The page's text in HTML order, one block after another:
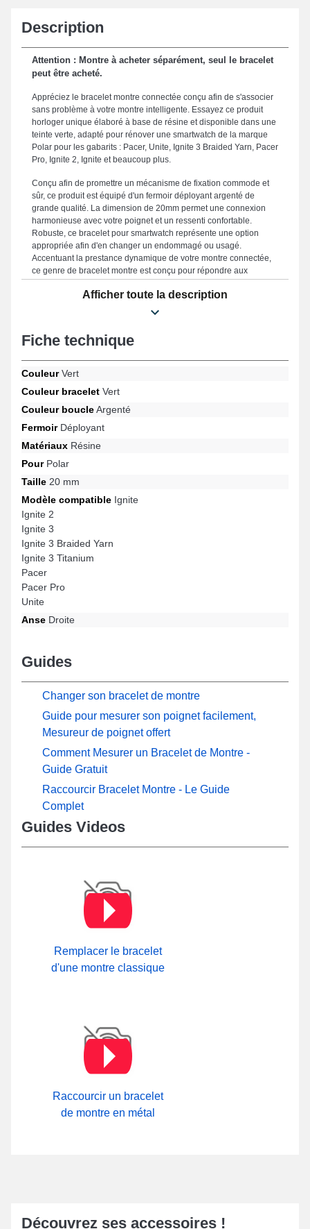
Description
Attention : Montre à acheter séparément, seul le bracelet
peut être acheté.
Appréciez le bracelet montre connectée conçu afin de s'associer
sans problème à votre montre intelligente. Essayez ce produit
horloger unique élaboré à base de résine et disponible dans une
teinte verte, adapté pour rénover une smartwatch de la marque
Polar pour les gabarits : Pacer, Unite, Ignite 3 Braided Yarn, Pacer
Pro, Ignite 2, Ignite et beaucoup plus.
Conçu afin de promettre un mécanisme de fixation commode et
sûr, ce produit est équipé d'un fermoir déployant argenté de
grande qualité. La dimension de 20mm permet une connexion
harmonieuse avec votre poignet et un ressenti confortable.
Robuste, ce bracelet pour smartwatch représente une option
appropriée afin d'en changer un endommagé ou usagé.
Accentuant la prestance dynamique de votre montre connectée,
ce genre de bracelet montre est conçu pour répondre aux
déployant robuste, cet article assure une expérience utilisateur
fluide et convient pour les designs Unite, Pacer Pro, Ignite 2,
marque Polar. Le bracelet pour montre 20mm Polar se lie
adéquatement à diverses références de la marque.
Afficher toute la description
Fiche technique
CouleurVert
Couleur bracelet Vert
Couleur boucleArgenté
FermoirDéployant
Matériaux Résine
PourPolar
Taille 20 mm
Modèle compatible Ignite
Ignite 2
Ignite 3
Ignite 3 Braided Yarn
Ignite 3 Titanium
Pacer
Pacer Pro
Unite
Anse Droite
Guides
Changer son bracelet de montre
Guide pour mesurer son poignet facilement,
Mesureur de poignet offert
Comment Mesurer un Bracelet de Montre -
Guide Gratuit
Raccourcir Bracelet Montre - Le Guide
Complet
Guides Videos
Remplacer le bracelet
d'une montre classique
Raccourcir un bracelet
de montre en métal
Découvrez ses accessoires !